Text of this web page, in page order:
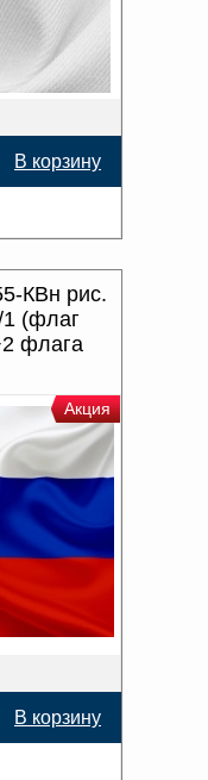
В корзину
КВн рис.
1 (флаг
флага
Акция
В корзину